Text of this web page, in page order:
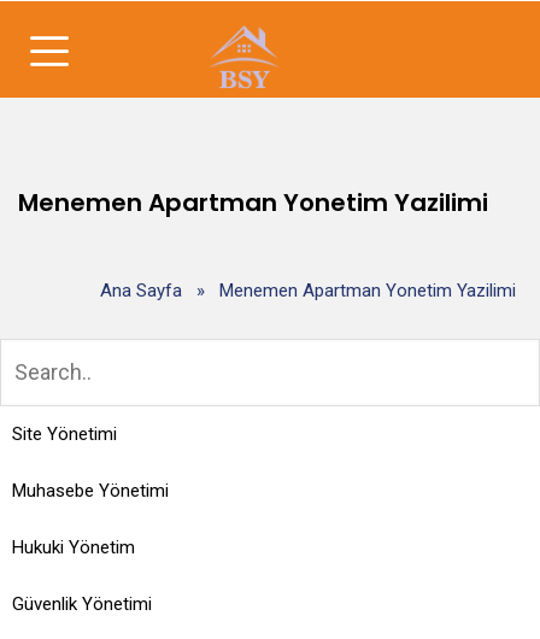
Menemen Apartman Yonetim Yazilimi
Ana Sayfa » Menemen Apartman Yonetim Yazilimi
Site Yönetimi
Muhasebe Yönetimi
Hukuki Yönetim
Güvenlik Yönetimi